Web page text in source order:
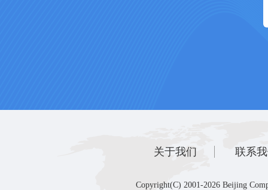
关于我们 联系
Copyright(C) 2001-2026 Beijing